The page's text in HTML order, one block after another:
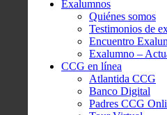
Exalumnos
Quiénes somos
Testimonios de
Encuentro
Exalumno –
CCG en línea
Atlantida CCG
Banco Digital
Padres CCG